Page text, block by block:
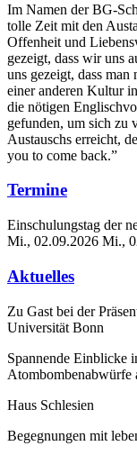
Im Namen der BG-
tolle Zeit mit den
Offenheit und
gezeigt, dass wir uns
uns gezeigt, dass man
einer anderen Kultur
die nötigen
gefunden, um sich zu
Austauschs erreicht,
you to come back.”
Termine
Einschulungstag der
Mi., 02.09.2026 Mi.,
Aktuelles
Zu Gast bei der
Universität Bonn
Spannende Einblicke
Atombombenabwürfe
Haus Schlesien
Begegnungen mit